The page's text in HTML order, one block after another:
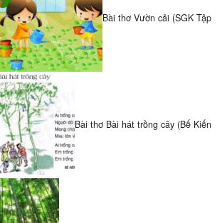
Bài thơ Vườn cải (SGK Tập
Bài thơ Bài hát trồng cây (Bế Kiến